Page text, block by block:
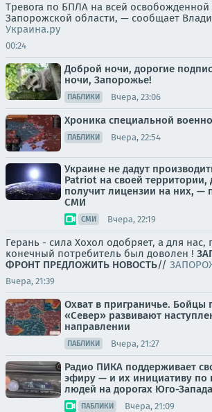
Тревога по БПЛА на всей освобожденной
Запорожской области, — сообщает
Украина.ру
00:24
Доброй ночи, дорогие
ночи, Запорожье!
ПАБЛИКИ Вчера, 23:06
Хроника специальной
ПАБЛИКИ Вчера, 22:54
Украине не дадут
Patriot на своей территории,
получит лицензии на них, —
СМИ
СМИ Вчера, 22:19
Герань - сила Хохол одобряет, а для нас,
конечный потребитель был доволен !
ФРОНТ ПРЕДЛОЖИТЬ НОВОСТЬ//
Вчера, 21:39
Охват в приграничье. Бойцы
«Север» развивают
направлении
ПАБЛИКИ Вчера, 21:27
Радио ПИКА поддерживает
эфиру — и их инициативу по
людей на дорогах Юго-
ПАБЛИКИ Вчера, 21:09